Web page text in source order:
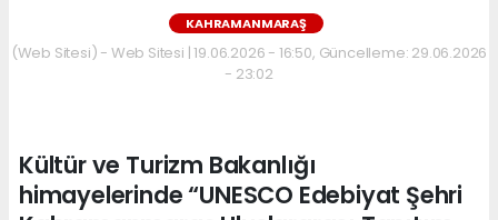
KAHRAMANMARAŞ
(Web Sitesi) - Web Sitesi | 19.06.2026 - 16:50, Güncelleme: 29.06.2026
- 23:02
Kültür ve Turizm Bakanlığı
himayelerinde “UNESCO Edebiyat Şehri